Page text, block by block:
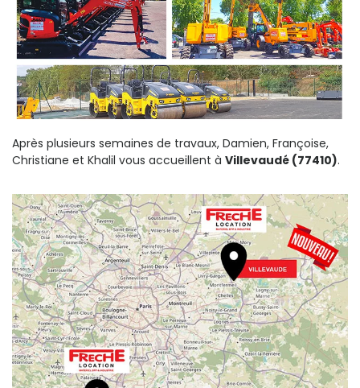
Après plusieurs semaines de travaux, Damien, Françoise,
Christiane et Khalil vous accueillent à Villevaudé (77410).